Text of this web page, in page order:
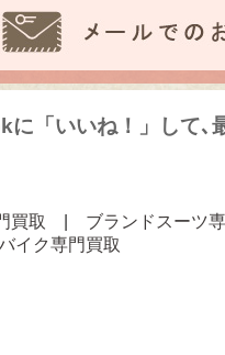
に「いいね！」して､
買取 ブランドスーツ
イク専門買取